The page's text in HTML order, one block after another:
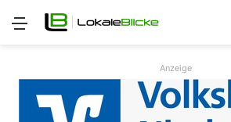
Menü
Anzeige